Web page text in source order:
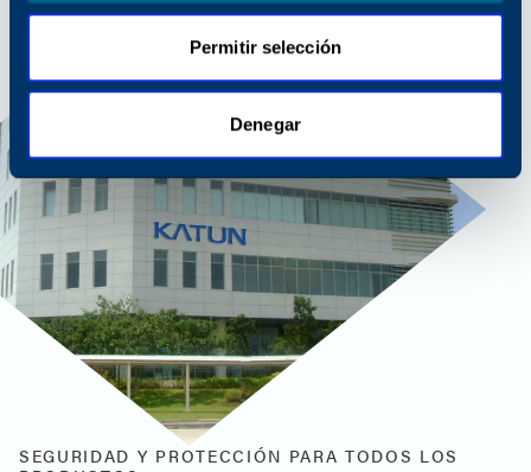
Permitir selección
Denegar
SEGURIDAD Y PROTECCIÓN PARA TODOS LOS